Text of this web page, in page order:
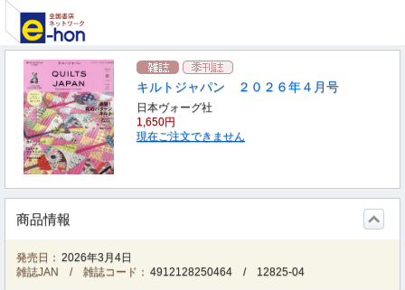
キルトジャパン ２０２６年４月号
日本ヴォーグ社
1,650円
現在ご注文できません
商品情報
発売日： 2026年3月4日
雑誌JAN / 雑誌コード： 4912128250464 / 12825-04